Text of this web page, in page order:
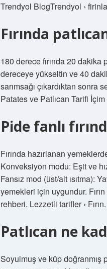
Trendyol BlogTrendyol ›
Fırında
180 derece fırında 20 dakika
dereceye yükseltin ve 40
sarımsağı çıkardıktan sonra
Patates ve Patlıcan Tarifi
Pide fanlı
Fırında hazırlanan
Konveksiyon modu: Eşit ve
Fansız mod (üst/alt ısıtma):
yemekleri için uygundur. Fırın
rehberi. Lezzetli tarifler ›
Patlıcan ne
Soyulmuş ve küp doğranmış